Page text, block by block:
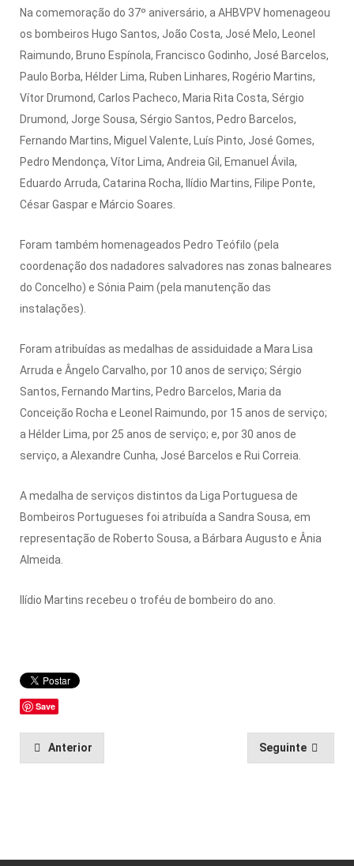
Na comemoração do 37º aniversário, a AHBVPV homenageou
os bombeiros Hugo Santos, João Costa, José Melo, Leonel
Raimundo, Bruno Espínola, Francisco Godinho, José Barcelos,
Paulo Borba, Hélder Lima, Ruben Linhares, Rogério Martins,
Vítor Drumond, Carlos Pacheco, Maria Rita Costa, Sérgio
Drumond, Jorge Sousa, Sérgio Santos, Pedro Barcelos,
Fernando Martins, Miguel Valente, Luís Pinto, José Gomes,
Pedro Mendonça, Vítor Lima, Andreia Gil, Emanuel Ávila,
Eduardo Arruda, Catarina Rocha, Ilídio Martins, Filipe Ponte,
César Gaspar e Márcio Soares.
Foram também homenageados Pedro Teófilo (pela
coordenação dos nadadores salvadores nas zonas balneares
do Concelho) e Sónia Paim (pela manutenção das
instalações).
Foram atribuídas as medalhas de assiduidade a Mara Lisa
Arruda e Ângelo Carvalho, por 10 anos de serviço; Sérgio
Santos, Fernando Martins, Pedro Barcelos, Maria da
Conceição Rocha e Leonel Raimundo, por 15 anos de serviço;
a Hélder Lima, por 25 anos de serviço; e, por 30 anos de
serviço, a Alexandre Cunha, José Barcelos e Rui Correia.
A medalha de serviços distintos da Liga Portuguesa de
Bombeiros Portugueses foi atribuída a Sandra Sousa, em
representação de Roberto Sousa, a Bárbara Augusto e Ânia
Almeida.
Ilídio Martins recebeu o troféu de bombeiro do ano.
Save
Anterior Seguinte